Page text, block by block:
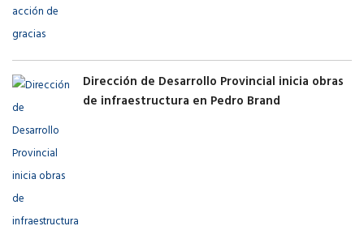
Dirección de Desarrollo Provincial inicia obras
de infraestructura en Pedro Brand